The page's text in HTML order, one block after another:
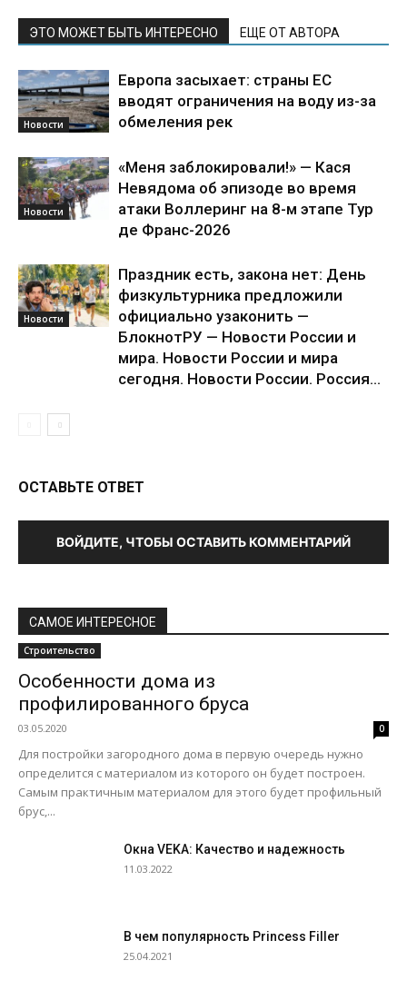
ЭТО МОЖЕТ БЫТЬ ИНТЕРЕСНО ЕЩЕ ОТ АВТОРА
Новости
Европа засыхает: страны ЕС
вводят ограничения на воду из-за
обмеления рек
Новости
«Меня заблокировали!» — Кася
Невядома об эпизоде во время
атаки Воллеринг на 8-м этапе Тур
де Франс-2026
Новости
Праздник есть, закона нет: День
физкультурника предложили
официально узаконить —
БлокнотРУ — Новости России и
мира. Новости России и мира
сегодня. Новости России. Россия...
ОСТАВЬТЕ ОТВЕТ
ВОЙДИТЕ, ЧТОБЫ ОСТАВИТЬ КОММЕНТАРИЙ
САМОЕ ИНТЕРЕСНОЕ
Строительство
Особенности дома из
профилированного бруса
03.05.2020 0
Для постройки загородного дома в первую очередь нужно
определится с материалом из которого он будет построен.
Самым практичным материалом для этого будет профильный
брус,...
Окна VEKA: Качество и надежность
11.03.2022
В чем популярность Princess Filler
25.04.2021